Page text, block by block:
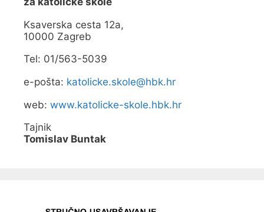
u v
m
p
r
o
o
)
Ksaverska cesta 12a,
10000 Zagreb
Tel: 01/563-5039
e-pošta: katolicke.skole@hbk.hr
web: www.katolicke-skole.hbk.hr
Tajnik
Tomislav Buntak